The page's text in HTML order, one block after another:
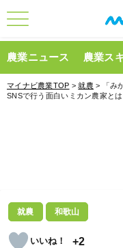
農業ニュース 農業ス
マイナビ農業TOP >就農 > 「み
SNSで行う面白いミカン農家とは
就農 和歌山
+2